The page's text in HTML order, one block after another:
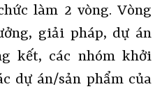
làm 2 vòng. Vòng
giải pháp, dự án
kết, các nhóm khởi
dự án/sản phẩm của